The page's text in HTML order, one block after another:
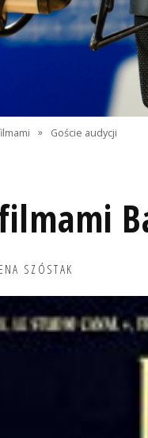
» Goście audycji
SZÓSTAK